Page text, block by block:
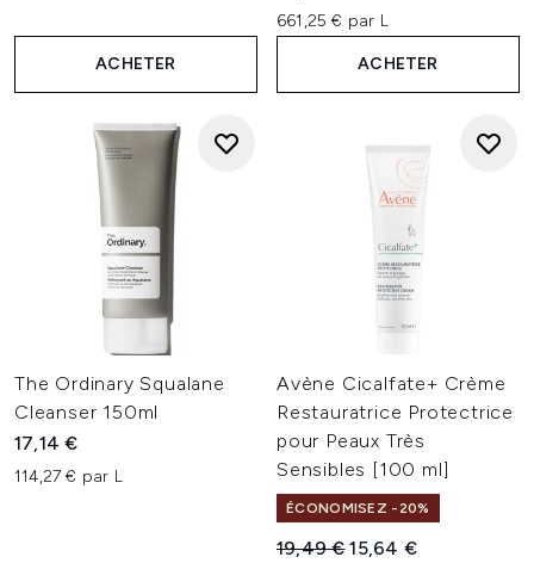
ACHETER
661,25 € par L
ACHETER
The Ordinary Squalane
Cleanser 150ml
17,14 €
114,27 € par L
Avène Cicalfate+ Crème
Restauratrice Protectrice
pour Peaux Très
Sensibles [100 ml]
ÉCONOMISEZ -20%
Prix de vente :
19,49 €Prix ​​actuel :
15,64 €